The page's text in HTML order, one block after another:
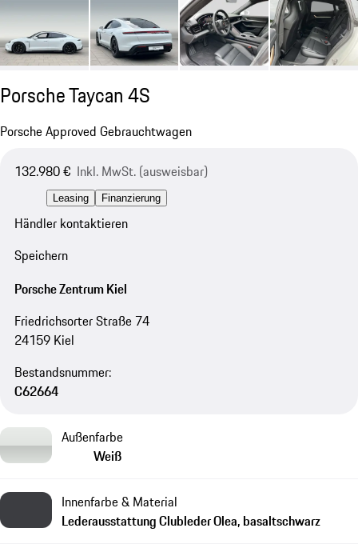
Porsche Taycan 4S
Porsche Approved Gebrauchtwagen
132.980 € Inkl. MwSt. (ausweisbar)
Leasing Finanzierung
Händler kontaktieren
Speichern
Porsche Zentrum Kiel
Friedrichsorter Straße 74
24159 Kiel
Bestandsnummer:
C62664
Außenfarbe
Weiß
Innenfarbe & Material
Lederausstattung Clubleder Olea, basaltschwarz